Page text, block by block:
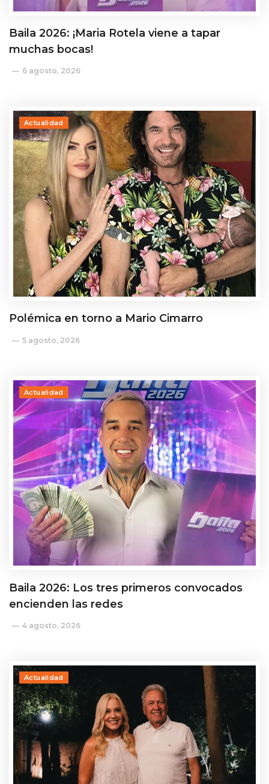
Baila 2026: ¡Maria Rotela viene a tapar
muchas bocas!
6 agosto, 2026
Actualidad
Polémica en torno a Mario Cimarro
5 agosto, 2026
Actualidad
Baila 2026: Los tres primeros convocados
encienden las redes
4 agosto, 2026
Actualidad